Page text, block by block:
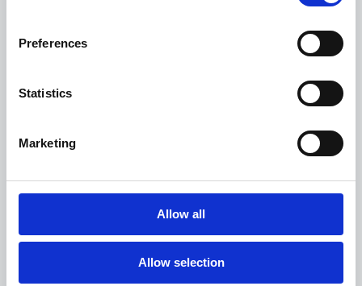
Preferences
Statistics
Marketing
Allow all
Allow selection